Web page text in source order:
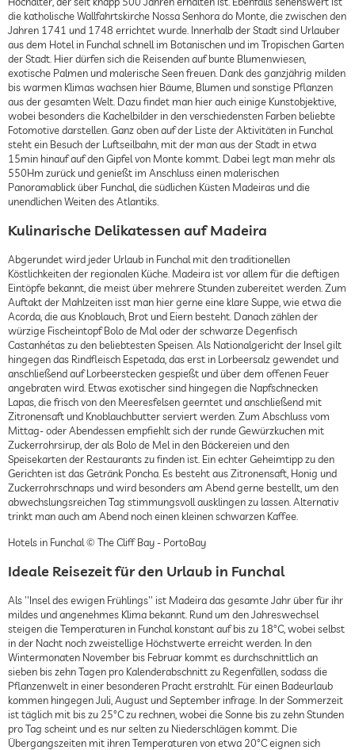
die katholische Wallfahrtskirche Nossa Senhora do Monte, die zwischen den
Jahren 1741 und 1748 errichtet wurde. Innerhalb der Stadt sind Urlauber
aus dem Hotel in Funchal schnell im Botanischen und im Tropischen Garten
der Stadt. Hier dürfen sich die Reisenden auf bunte Blumenwiesen,
exotische Palmen und malerische Seen freuen. Dank des ganzjährig milden
bis warmen Klimas wachsen hier Bäume, Blumen und sonstige Pflanzen
aus der gesamten Welt. Dazu findet man hier auch einige Kunstobjektive,
wobei besonders die Kachelbilder in den verschiedensten Farben beliebte
Fotomotive darstellen. Ganz oben auf der Liste der Aktivitäten in Funchal
steht ein Besuch der Luftseilbahn, mit der man aus der Stadt in etwa
15min hinauf auf den Gipfel von Monte kommt. Dabei legt man mehr als
550Hm zurück und genießt im Anschluss einen malerischen
Panoramablick über Funchal, die südlichen Küsten Madeiras und die
unendlichen Weiten des Atlantiks.
Kulinarische Delikatessen auf Madeira
Abgerundet wird jeder Urlaub in Funchal mit den traditionellen
Köstlichkeiten der regionalen Küche. Madeira ist vor allem für die deftigen
Eintöpfe bekannt, die meist über mehrere Stunden zubereitet werden. Zum
Auftakt der Mahlzeiten isst man hier gerne eine klare Suppe, wie etwa die
Acorda, die aus Knoblauch, Brot und Eiern besteht. Danach zählen der
würzige Fischeintopf Bolo de Mal oder der schwarze Degenfisch
Castanhétas zu den beliebtesten Speisen. Als Nationalgericht der Insel gilt
hingegen das Rindfleisch Espetada, das erst in Lorbeersalz gewendet und
anschließend auf Lorbeerstecken gespießt und über dem offenen Feuer
angebraten wird. Etwas exotischer sind hingegen die Napfschnecken
Lapas, die frisch von den Meeresfelsen geerntet und anschließend mit
Zitronensaft und Knoblauchbutter serviert werden. Zum Abschluss vom
Mittag- oder Abendessen empfiehlt sich der runde Gewürzkuchen mit
Zuckerrohrsirup, der als Bolo de Mel in den Bäckereien und den
Speisekarten der Restaurants zu finden ist. Ein echter Geheimtipp zu den
Gerichten ist das Getränk Poncha. Es besteht aus Zitronensaft, Honig und
Zuckerrohrschnaps und wird besonders am Abend gerne bestellt, um den
abwechslungsreichen Tag stimmungsvoll ausklingen zu lassen. Alternativ
trinkt man auch am Abend noch einen kleinen schwarzen Kaffee.
Hotels in Funchal © The Cliff Bay - PortoBay
Ideale Reisezeit für den Urlaub in Funchal
Als ''Insel des ewigen Frühlings'' ist Madeira das gesamte Jahr über für ihr
mildes und angenehmes Klima bekannt. Rund um den Jahreswechsel
steigen die Temperaturen in Funchal konstant auf bis zu 18°C, wobei selbst
in der Nacht noch zweistellige Höchstwerte erreicht werden. In den
Wintermonaten November bis Februar kommt es durchschnittlich an
sieben bis zehn Tagen pro Kalenderabschnitt zu Regenfällen, sodass die
Pflanzenwelt in einer besonderen Pracht erstrahlt. Für einen Badeurlaub
kommen hingegen Juli, August und September infrage. In der Sommerzeit
ist täglich mit bis zu 25°C zu rechnen, wobei die Sonne bis zu zehn Stunden
pro Tag scheint und es nur selten zu Niederschlägen kommt. Die
Übergangszeiten mit ihren Temperaturen von etwa 20°C eignen sich